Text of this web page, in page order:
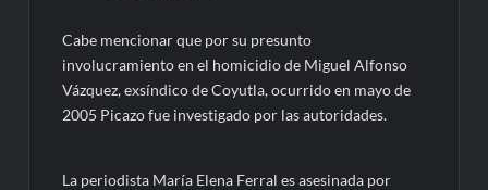
Cabe mencionar que por su presunto
involucramiento en el homicidio de Miguel Alfonso
Vázquez, exsíndico de Coyutla, ocurrido en mayo de
2005 Picazo fue investigado por las autoridades.
La periodista María Elena Ferral es asesinada por